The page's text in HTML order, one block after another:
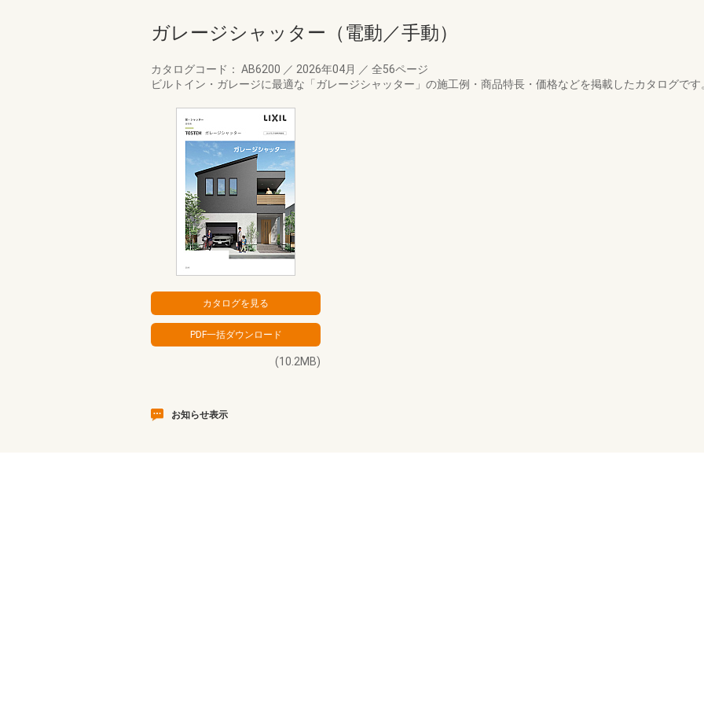
ガレージシャッター（電動／手動）
カタログコード： AB6200 ／ 2026年04月 ／ 全56ページ
ビルトイン・ガレージに最適な「ガレージシャッター」の施工例・商品特長・価格などを掲載したカタログです
(10.2MB)
お知らせ表示